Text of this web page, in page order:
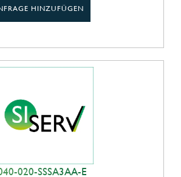
HINZUFÜGEN
020-SSSA3AA-E